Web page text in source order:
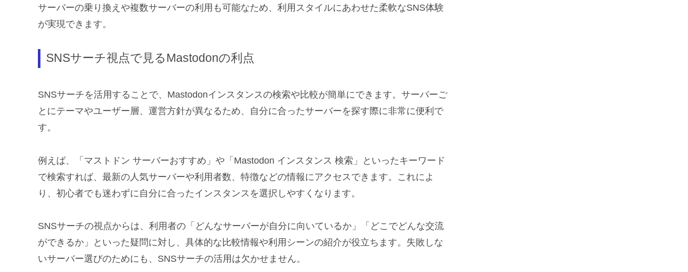
サーバーの乗り換えや複数サーバーの利用も可能なため、利用スタイルにあわせた柔軟なSNS体験
が実現できます。
SNSサーチ視点で見るMastodonの利点
SNSサーチを活用することで、Mastodonインスタンスの検索や比較が簡単にできます。サーバーご
とにテーマやユーザー層、運営方針が異なるため、自分に合ったサーバーを探す際に非常に便利で
す。
例えば、「マストドン サーバーおすすめ」や「Mastodon インスタンス 検索」といったキーワード
で検索すれば、最新の人気サーバーや利用者数、特徴などの情報にアクセスできます。これによ
り、初心者でも迷わずに自分に合ったインスタンスを選択しやすくなります。
SNSサーチの視点からは、利用者の「どんなサーバーが自分に向いているか」「どこでどんな交流
ができるか」といった疑問に対し、具体的な比較情報や利用シーンの紹介が役立ちます。失敗しな
いサーバー選びのためにも、SNSサーチの活用は欠かせません。